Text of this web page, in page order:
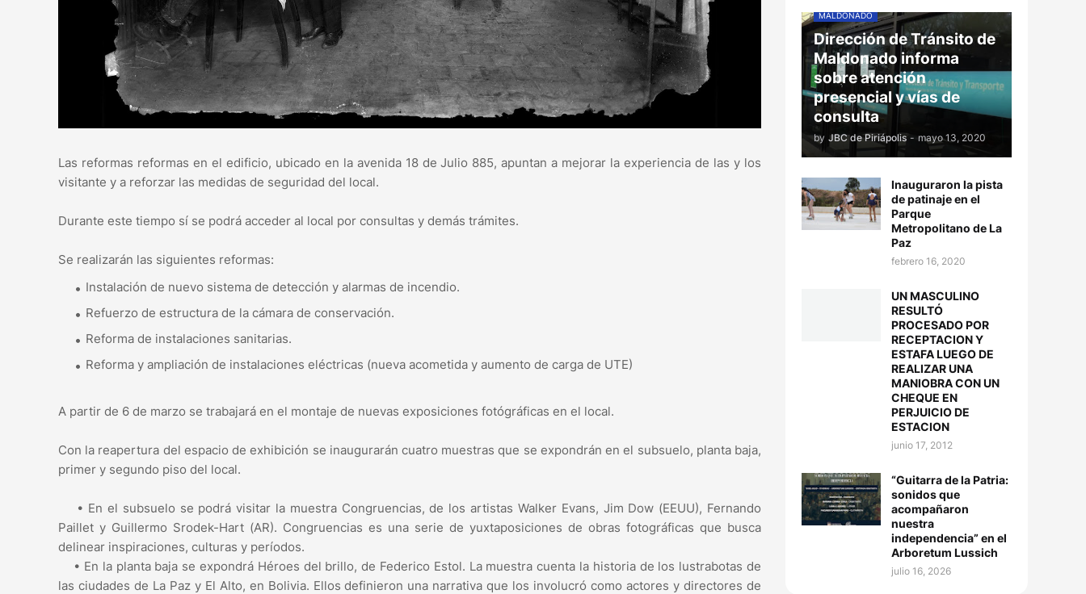
Las reformas reformas en el edificio, ubicado en la avenida 18 de Julio 885, apuntan a mejorar la experiencia de las y los
visitante y a reforzar las medidas de seguridad del local.
Durante este tiempo sí se podrá acceder al local por consultas y demás trámites.
Se realizarán las siguientes reformas:
Instalación de nuevo sistema de detección y alarmas de incendio.
Refuerzo de estructura de la cámara de conservación.
Reforma de instalaciones sanitarias.
Reforma y ampliación de instalaciones eléctricas (nueva acometida y aumento de carga de UTE)
A partir de 6 de marzo se trabajará en el montaje de nuevas exposiciones fotógráficas en el local.
Con la reapertura del espacio de exhibición se inaugurarán cuatro muestras que se expondrán en el subsuelo, planta baja,
primer y segundo piso del local.
• En el subsuelo se podrá visitar la muestra Congruencias, de los artistas Walker Evans, Jim Dow (EEUU), Fernando
Paillet y Guillermo Srodek-Hart (AR). Congruencias es una serie de yuxtaposiciones de obras fotográficas que busca
delinear inspiraciones, culturas y períodos.
• En la planta baja se expondrá Héroes del brillo, de Federico Estol. La muestra cuenta la historia de los lustrabotas de
las ciudades de La Paz y El Alto, en Bolivia. Ellos definieron una narrativa que los involucró como actores y directores de
MALDONADO
Dirección de Tránsito de
Maldonado informa
sobre atención
presencial y vías de
consulta
by JBC de Piriápolis - mayo 13, 2020
Inauguraron la pista
de patinaje en el
Parque
Metropolitano de La
Paz
febrero 16, 2020
UN MASCULINO
RESULTÓ
PROCESADO POR
RECEPTACION Y
ESTAFA LUEGO DE
REALIZAR UNA
MANIOBRA CON UN
CHEQUE EN
PERJUICIO DE
ESTACION
junio 17, 2012
“Guitarra de la Patria:
sonidos que
acompañaron
nuestra
independencia” en el
Arboretum Lussich
julio 16, 2026